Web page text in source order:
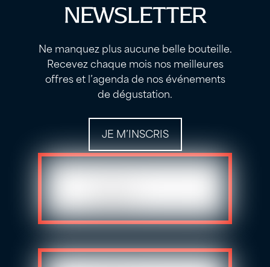
NEWSLETTER
Ne manquez plus aucune belle bouteille.
Recevez chaque mois nos meilleures
offres et l’agenda de nos événements
de dégustation.
JE M’INSCRIS